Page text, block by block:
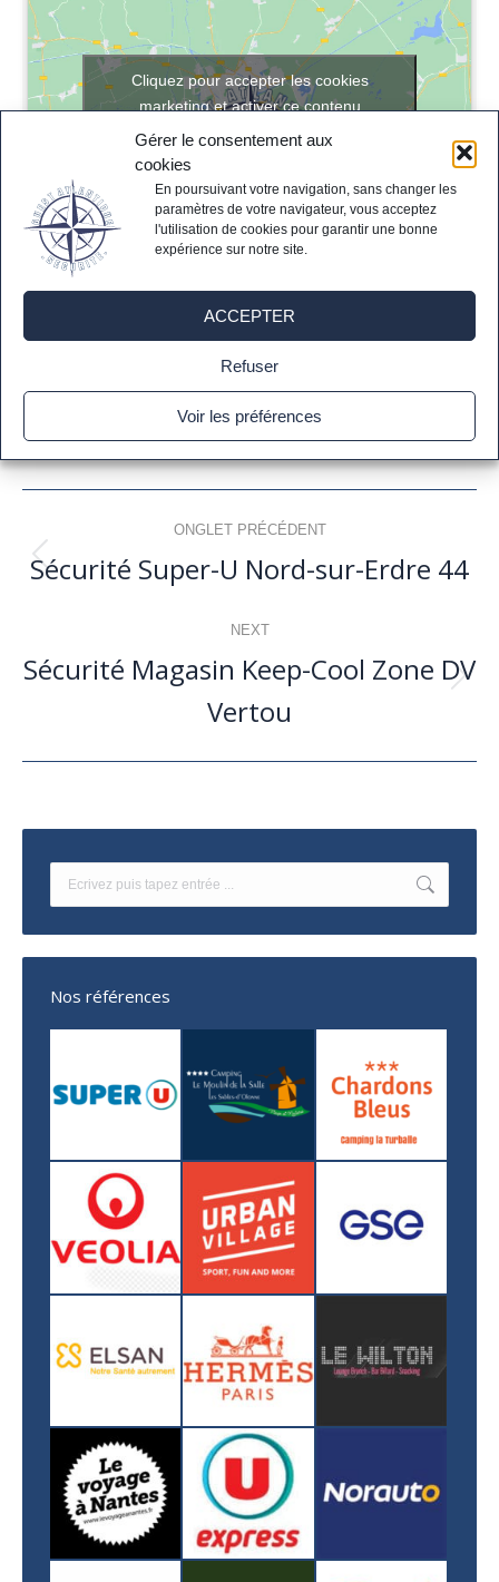
Gérer le consentement aux
cookies
En poursuivant votre navigation, sans changer les
paramètres de votre navigateur, vous acceptez
l'utilisation de cookies pour garantir une bonne
expérience sur notre site.
ACCEPTER
Refuser
Voir les préférences
Cliquez pour accepter les cookies
marketing et activer ce contenu
Navigation
de
commentaire
ONGLET PRÉCÉDENT
Onglet
Sécurité Super-U Nord-sur-Erdre 44
NEXT
Projets
similaires
Sécurité Magasin Keep-Cool Zone DV
Vertou
Nos références